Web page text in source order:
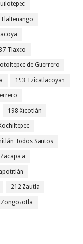
Tlaxco
de Guerrero
193 Tzicatlacoyan
198 Xicotlán
Todos Santos
212 Zautla
Zongozotla